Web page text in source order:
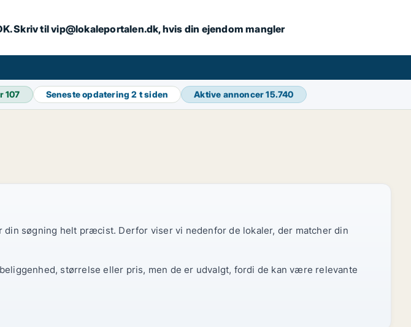
Skriv til vip@lokaleportalen.dk, hvis din ejendom mangler
107 Seneste opdatering2 t siden Aktive annoncer15.740
søgning helt præcist. Derfor viser vi nedenfor de lokaler, der matcher din
størrelse eller pris, men de er udvalgt, fordi de kan være relevante